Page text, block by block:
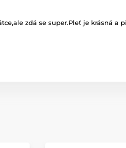
zdá se super.Pleť je krásná a